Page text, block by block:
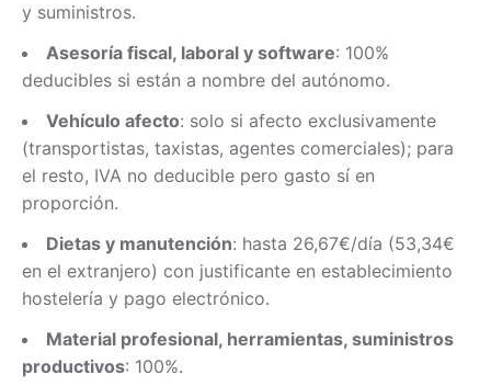
y suministros.
Asesoría fiscal, laboral y software: 100%
deducibles si están a nombre del autónomo.
Vehículo afecto: solo si afecto exclusivamente
(transportistas, taxistas, agentes comerciales); para
el resto, IVA no deducible pero gasto sí en
proporción.
Dietas y manutención: hasta 26,67€/día (53,34€
en el extranjero) con justificante en establecimiento
hostelería y pago electrónico.
Material profesional, herramientas, suministros
productivos: 100%.